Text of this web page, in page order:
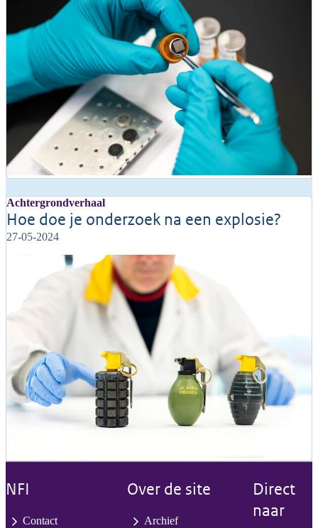
Achtergrondverhaal
Hoe doe je onderzoek na een explosie?
27-05-2024
NFI
Contact
Over de site
Archief
Direct
naar